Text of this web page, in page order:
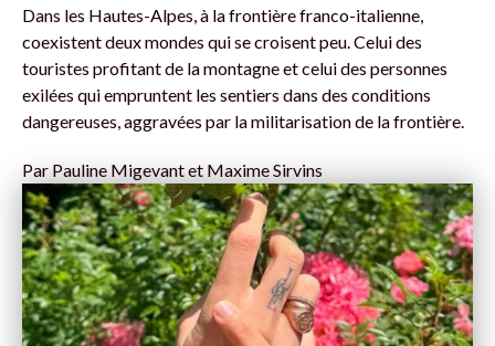
Dans les Hautes-Alpes, à la frontière franco-italienne,
coexistent deux mondes qui se croisent peu. Celui des
touristes profitant de la montagne et celui des personnes
exilées qui empruntent les sentiers dans des conditions
dangereuses, aggravées par la militarisation de la frontière.
Par Pauline Migevant et Maxime Sirvins